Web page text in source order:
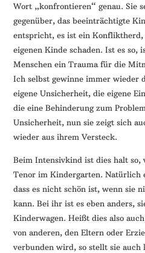
Wort „konfrontieren“ genau. Sie
gegenüber, das beeinträchtigte
entspricht, es ist ein Konfliktherd,
eigenen Kinde schaden. Ist es so,
Menschen ein Trauma für die
Ich selbst gewinne immer wieder
eigene Unsicherheit, die eigene
die eine Behinderung zum
Unsicherheit, nun sie zeigt sich
wieder aus ihrem Versteck.
Beim Intensivkind ist dies halt so,
Tenor im Kindergarten. Natürlich
dass es nicht schön ist, wenn sie
kann. Bei ihr ist es eben anders,
Kinderwagen. Heißt dies also
von anderen, den Eltern oder
verbunden wird, so stellt sie auch